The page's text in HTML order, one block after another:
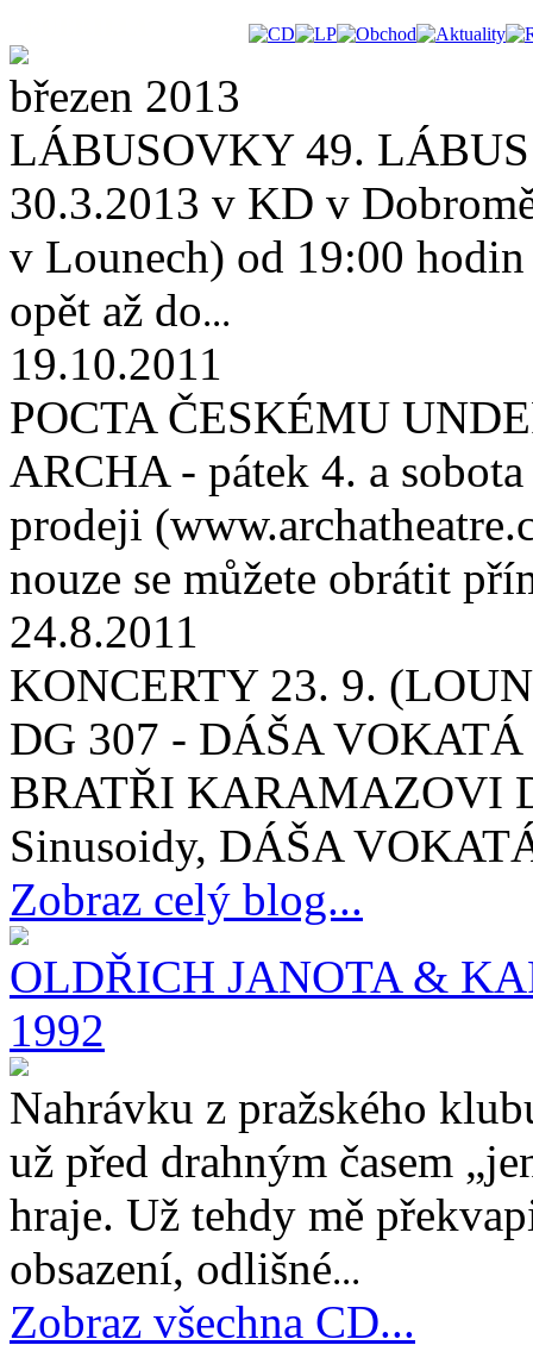
březen 2013
LÁBUSOVKY 49.
30.3.2013 v KD v
v Lounech) od 19:00
opět až do...
19.10.2011
POCTA ČESKÉMU
ARCHA - pátek 4. a
prodeji
nouze se můžete obrátit
24.8.2011
KONCERTY 23. 9.
DG 307 - DÁŠA
BRATŘI KARAMAZOVI
Sinusoidy, DÁŠA
Zobraz celý blog...
OLDŘICH JANOTA &
1992
Nahrávku z pražského
už před drahným časem
hraje. Už tehdy mě
obsazení, odlišné...
Zobraz všechna CD...